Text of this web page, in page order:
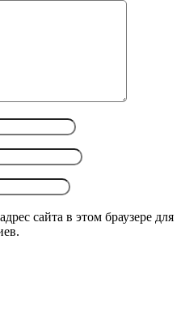
сайта в этом браузере для